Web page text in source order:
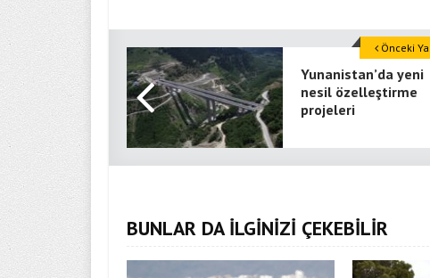
Yunanistan’da yeni
nesil özelleştirme
projeleri
Önceki
BUNLAR DA İLGİNİZİ ÇEKEBİLİR